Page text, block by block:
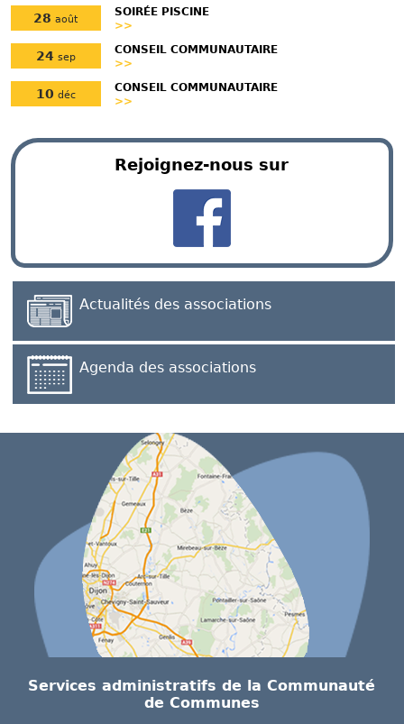
28 août
SOIRÉE PISCINE
>>
24 sep
CONSEIL COMMUNAUTAIRE
>>
10 déc
CONSEIL COMMUNAUTAIRE
>>
Rejoignez-nous sur
Actualités des associations
Agenda des associations
Services administratifs de la Communauté
de Communes